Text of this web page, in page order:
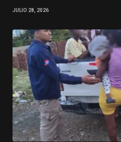
JULIO 28, 2026